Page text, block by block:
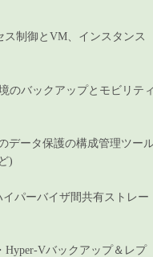
ス制御とVM、インスタンス
のバックアップとモビリテ
データ保護の構成管理ツー
)
イパーバイザ間共有ストレー
Hyper-Vバックアップ＆レプ